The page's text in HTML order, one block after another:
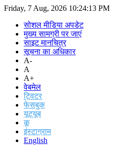
Friday, 7 Aug, 2026 10:24:14 PM
सोशल मीडिया अपडेट
मुख्य सामग्री पर जाएं
साइट मानचित्र
सूचना का अधिकार
A-
A
A+
वेबमेल
ट्विटर
फेसबुक
यूट्यूब
कू
इंस्टाग्राम
English